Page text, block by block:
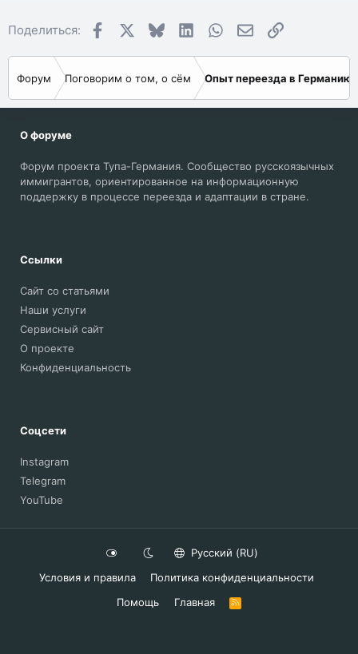
Поделиться: Facebook BlueskyLinkedInWhatsAppЭлектронная
Ссылка
Форум Поговорим о том, о сём Опыт переезда в Германию
О форуме
Форум проекта Тупа-Германия. Сообщество русскоязычных
иммигрантов, ориентированное на информационную
поддержку в процессе переезда и адаптации в стране.
Ссылки
Сайт со статьями
Наши услуги
Сервисный сайт
О проекте
Конфиденциальность
Соцсети
Instagram
Telegram
YouTube
Русский (RU)
Условия и правила
Политика конфиденциальности
Помощь
Главная
R